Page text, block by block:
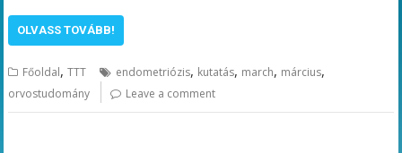
OLVASS TOVÁBB!
Főoldal,TTT endometriózis, kutatás, march, március,
orvostudomány Leave a comment